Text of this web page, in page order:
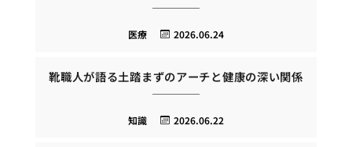
2026.06.24
医療
靴職人が語る土踏まずのアーチと健康の深い関係
2026.06.22
知識